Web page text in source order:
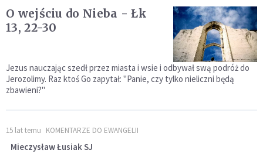
O wejściu do Nieba - Łk
13, 22-30
Jezus nauczając szedł przez miasta i wsie i odbywał swą podróż do
Jerozolimy. Raz ktoś Go zapytał: "Panie, czy tylko nieliczni będą
zbawieni?"
15 lat temu KOMENTARZE DO EWANGELII
Mieczysław Łusiak SJ